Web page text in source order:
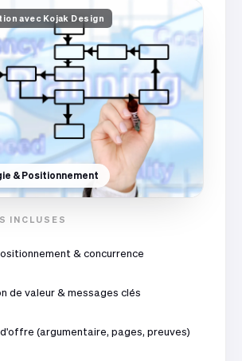
avec Kojak Design
& Positionnement
INCLUSES
& concurrence
de valeur & messages clés
(argumentaire, pages, preuves)